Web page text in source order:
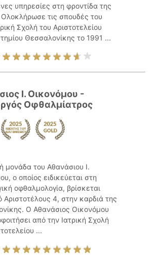
υπηρεσίες στη φροντίδα της
τις σπουδές του
Σχολή του Αριστοτελείου
Θεσσαλονίκης το 1991 ...
Ι. Οικονόμου -
Οφθαλμίατρος
μονάδα του Αθανάσιου Ι.
ο οποίος ειδικεύεται στη
οφθαλμολογία, βρίσκεται
Αριστοτέλους 4, στην καρδιά της
Ο Αθανάσιος Οικονόμου
από την Ιατρική Σχολή
...